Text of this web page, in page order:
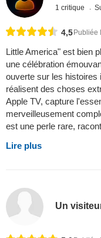
1 critique
4,5 Publiée
Little America" est bien
une célébration
ouverte sur les histoires
réalisent des choses
Apple TV, capture
merveilleusement
est une perle rare,
Lire plus
Un